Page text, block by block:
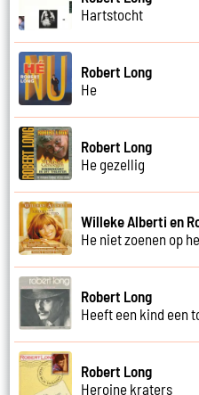
Hartstocht
Robert Long
He
Robert Long
He gezellig
Willeke Alberti en
He niet zoenen op
Robert Long
Heeft een kind een
Robert Long
Heroine kraters